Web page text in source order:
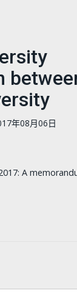
年08月06日
A